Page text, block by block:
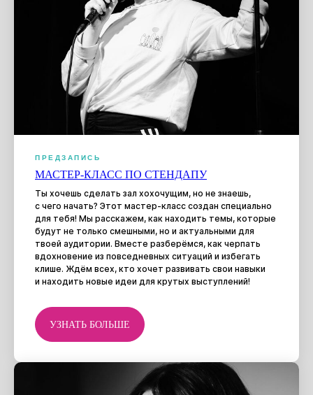
ПРЕДЗАПИСЬ
МАСТЕР-КЛАСС ПО СТЕНДАПУ
Ты хочешь сделать зал хохочущим, но не знаешь,
с чего начать? Этот мастер-класс создан специально
для тебя! Мы расскажем, как находить темы, которые
будут не только смешными, но и актуальными для
твоей аудитории. Вместе разберёмся, как черпать
вдохновение из повседневных ситуаций и избегать
клише. Ждём всех, кто хочет развивать свои навыки
и находить новые идеи для крутых выступлений!
УЗНАТЬ БОЛЬШЕ
ОТЗЫВЫ НАШИХ
УЧЕНИКОВ
ОНИ ГОВОРЯТ
О НАС ЛУЧШЕ, ЧЕМ
ЛЮБЫЕ ТЕКСТЫ!
ЧИТАТЬ БОЛЬШЕ
ОТЗЫВОВ В КАРТАХ